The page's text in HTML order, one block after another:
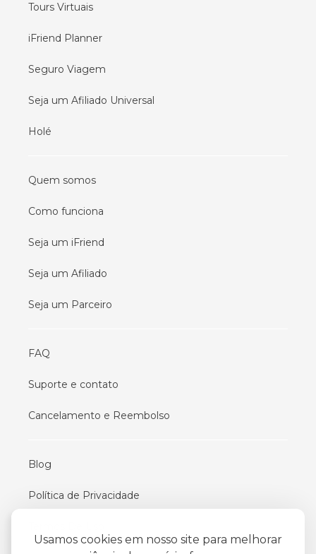
Usamos cookies em nosso site para melhorar
Tours Virtuais
iFriend Planner
Seguro Viagem
Seja um Afiliado Universal
Holé
Quem somos
Como funciona
Seja um iFriend
Seja um Afiliado
Seja um Parceiro
FAQ
Suporte e contato
Cancelamento e Reembolso
Blog
Política de Privacidade